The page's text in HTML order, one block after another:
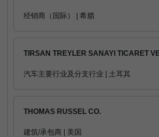
经销商（国际） | 希腊
TIRSAN TREYLER SANAYI TICARET
汽车主要行业及分支行业 | 土耳其
THOMAS RUSSEL CO.
建筑/承包商 | 美国